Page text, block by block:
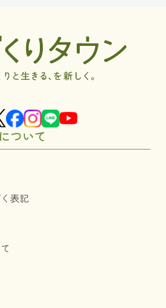
ついて
表記